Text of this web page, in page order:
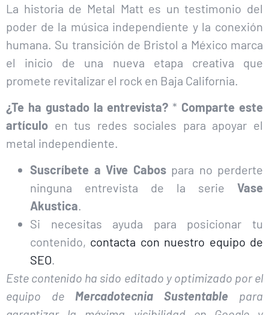
La historia de Metal Matt es un testimonio del
poder de la música independiente y la conexión
humana. Su transición de Bristol a México marca
el inicio de una nueva etapa creativa que
promete revitalizar el rock en Baja California.
¿Te ha gustado la entrevista? * Comparte este
artículo en tus redes sociales para apoyar el
metal independiente.
Suscríbete a Vive Cabospara no perderte
ninguna entrevista de la serie Vase
Akustica.
Si necesitas ayuda para posicionar tu
contenido, contacta con nuestro equipo de
SEO.
Este contenido ha sido editado y optimizado por el
equipo de Mercadotecnia Sustentable para